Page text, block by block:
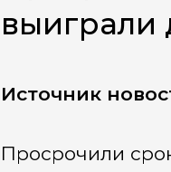
выиграли
Источник
Просрочили